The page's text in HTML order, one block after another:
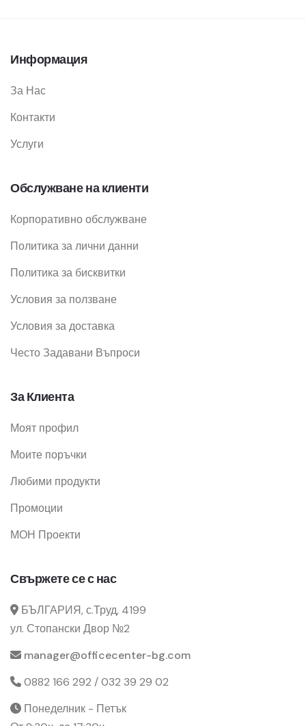
Информация
За Нас
Контакти
Услуги
Обслужване на клиенти
Корпоративно обслужване
Политика за лични данни
Политика за бисквитки
Условия за ползване
Условия за доставка
Често Задавани Въпроси
За Клиента
Моят профил
Моите поръчки
Любими продукти
Промоции
МОН Проекти
Свържете се с нас
БЪЛГАРИЯ, с.Труд, 4199
ул. Стопански Двор №2
manager@officecenter-bg.com
0882 166 292 / 032 39 29 02
Понеделник - Петък